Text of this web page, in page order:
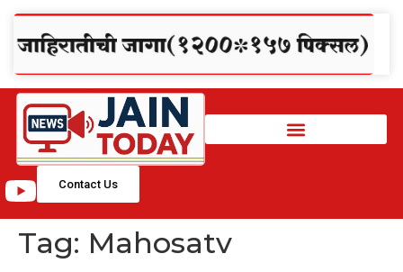
Contact Us
Tag: Mahosatv